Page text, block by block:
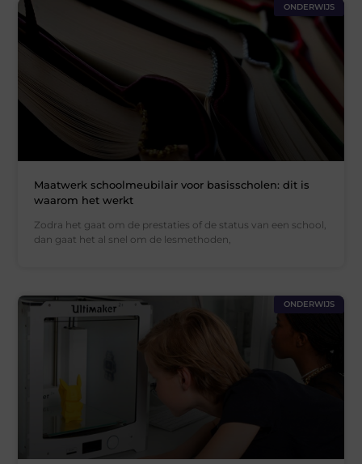
ONDERWIJS
Maatwerk schoolmeubilair voor basisscholen: dit is
waarom het werkt
Zodra het gaat om de prestaties of de status van een school,
dan gaat het al snel om de lesmethoden,
ONDERWIJS